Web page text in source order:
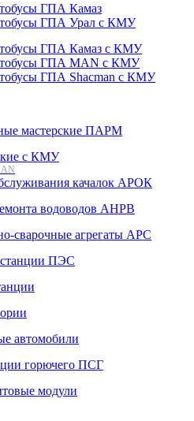
ГПА Камаз
ГПА Урал с КМУ
ГПА Камаз с КМУ
ГПА MAN с КМУ
ГПА Shacman с КМУ
мастерские ПАРМ
с КМУ
качалок АРОК
водоводов АНРВ
сварочные агрегаты АРС
ПЭС
автомобили
горючего ПСГ
модули